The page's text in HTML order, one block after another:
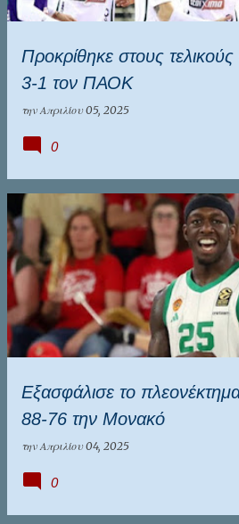
Προκρίθηκε στους
3-1 τον ΠΑΟΚ
την Απριλίου 05, 2025
0
Εξασφάλισε το
88-76 την Μονακό
την Απριλίου 04, 2025
0